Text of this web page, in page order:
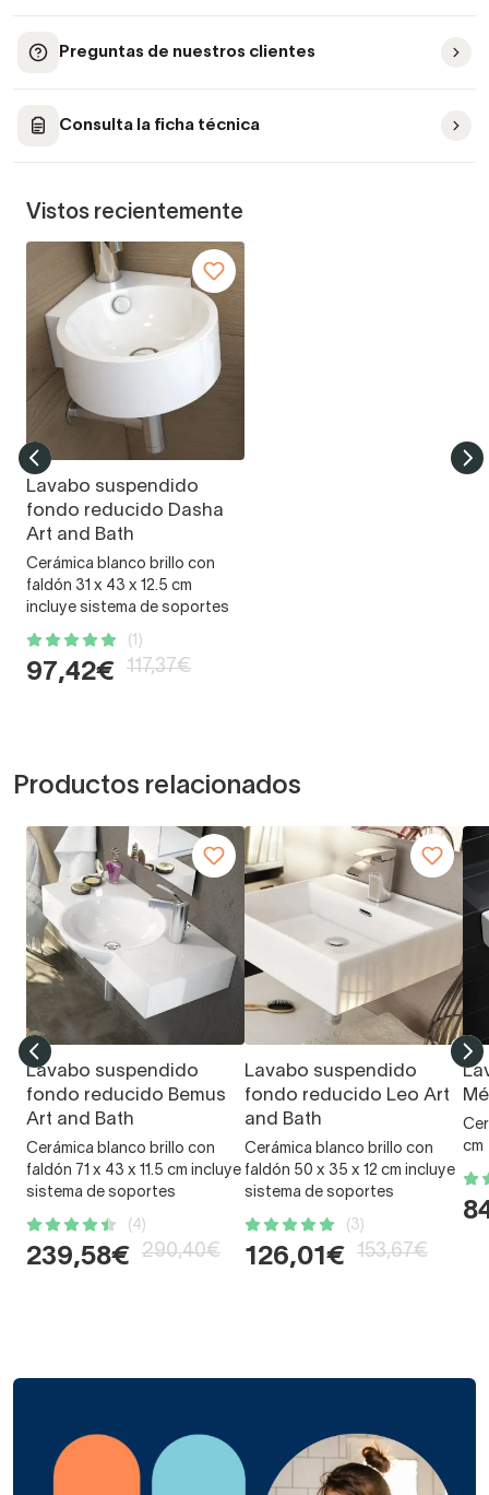
Preguntas de nuestros clientes
Consulta la ficha técnica
Vistos recientemente
Lavabo suspendido
fondo reducido Dasha
Art and Bath
Cerámica blanco brillo con
faldón 31 x 43 x 12.5 cm
incluye sistema de soportes
(1)
97,42€ 117,37€
Productos relacionados
Lavabo suspendido
fondo reducido Bemus
Art and Bath
Cerámica blanco brillo con
faldón 71 x 43 x 11.5 cm incluye
sistema de soportes
(4)
239,58€ 290,40€
Lavabo suspendido
fondo reducido Leo Art
and Bath
Cerámica blanco brillo con
faldón 50 x 35 x 12 cm incluye
sistema de soportes
(3)
126,01€ 153,67€
cm